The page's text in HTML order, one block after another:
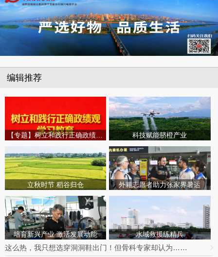
编辑推荐
科技赋能脐橙产业
立秋时节 稻谷归仓 外籍志愿者助力张家界暑运
培育新兴产业 激活发展动能 水域救援练精兵
这么热，我只想选穿洞洞鞋出门！但骨科专家却认为……